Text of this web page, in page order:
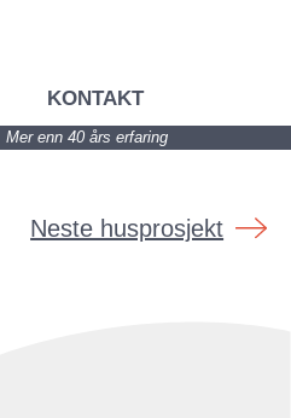
KONTAKT
Mer enn 40 års erfaring
Neste husprosjekt